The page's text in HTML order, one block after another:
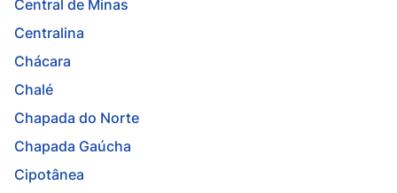
Central de Minas
Centralina
Chácara
Chalé
Chapada do Norte
Chapada Gaúcha
Cipotânea